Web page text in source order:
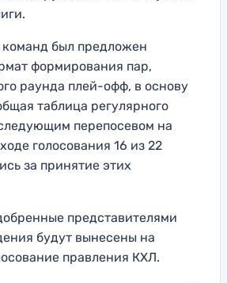
был предложен
формирования пар,
раунда плей-офф, в основу
таблица регулярного
перепосевом на
голосования 16 из 22
за принятие этих
представителями
будут вынесены на
правления КХЛ.